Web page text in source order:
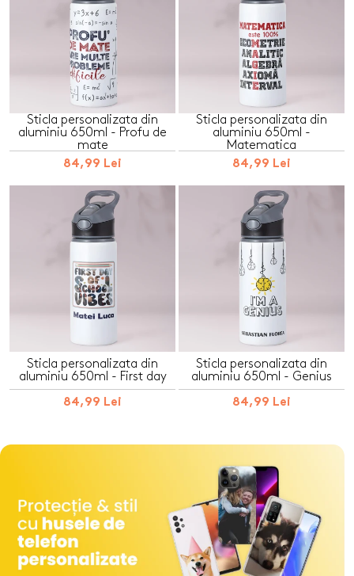
Sticla personalizata din
aluminiu 650ml - Profu de
mate
84,99 Lei
Sticla personalizata din
aluminiu 650ml -
Matematica
84,99 Lei
Sticla personalizata din
aluminiu 650ml - First day
84,99 Lei
Sticla personalizata din
aluminiu 650ml - Genius
84,99 Lei